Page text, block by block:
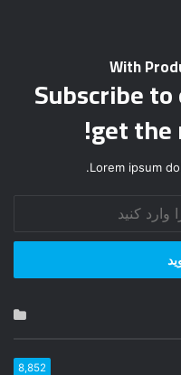
With
Subscribe
get the
Lorem ipsum
8,852